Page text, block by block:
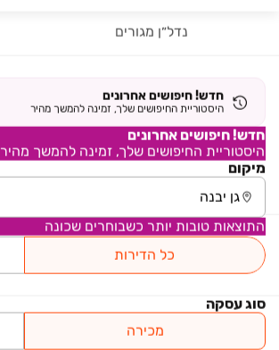
נדל״ן מגורים
חדש! חיפושים אחרונים
היסטוריית החיפושים שלך, זמינה להמשך מהיר
חדש! חיפושים אחרונים
היסטוריית החיפושים שלך, זמינה להמשך מהיר
מיקום
התוצאות טובות יותר כשבוחרים שכונה
כל הדירות
סוג עסקה
מכירה
בית בסטייל  BUY IT
בית פרטי/ קוטג'
בית פרטי/ קוטג', גן יבנה
7 חדרים • קומה ‎קרקע‏ • 200 מ״ר